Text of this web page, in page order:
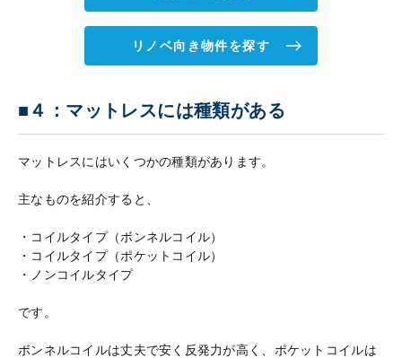
リノベ向き物件を探す
■４：マットレスには種類がある
マットレスにはいくつかの種類があります。
主なものを紹介すると、
・コイルタイプ（ボンネルコイル）
・コイルタイプ（ポケットコイル）
・ノンコイルタイプ
です。
ボンネルコイルは丈夫で安く反発力が高く、ポケットコイルは